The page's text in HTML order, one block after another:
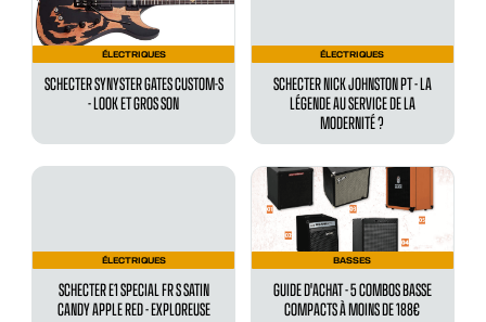
ÉLECTRIQUES
SCHECTER SYNYSTER GATES CUSTOM-S
- LOOK ET GROS SON
ÉLECTRIQUES
SCHECTER NICK JOHNSTON PT - LA
LÉGENDE AU SERVICE DE LA
MODERNITÉ ?
ÉLECTRIQUES
SCHECTER E1 SPECIAL FR S SATIN
CANDY APPLE RED - EXPLOREUSE
BASSES
GUIDE D'ACHAT - 5 COMBOS BASSE
COMPACTS À MOINS DE 188€